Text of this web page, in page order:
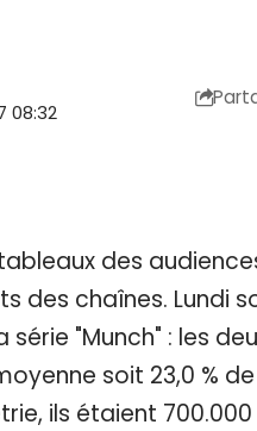
08:32
des
des chaînes. Lundi
"Munch" : les
soit 23,0 %
ils étaient 700.000